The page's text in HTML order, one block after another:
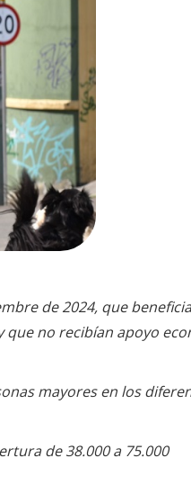
de 2024, que
que no recibían apoyo
mayores en los
de 38.000 a 75.000